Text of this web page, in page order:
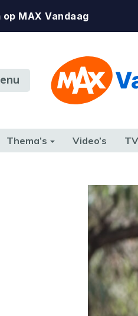
op MAX Vandaag
Thema’s Video’s